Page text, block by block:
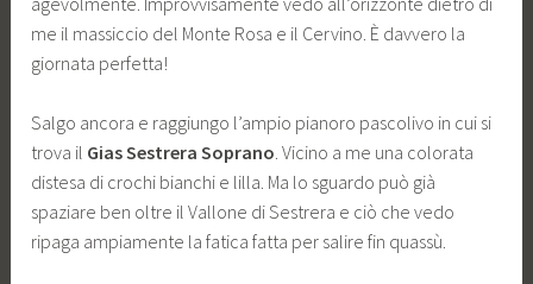
me il massiccio del Monte Rosa e il Cervino. È davvero la
giornata perfetta!
Salgo ancora e raggiungo l’ampio pianoro pascolivo in cui si
trova il Gias Sestrera Soprano. Vicino a me una colorata
distesa di crochi bianchi e lilla. Ma lo sguardo può già
spaziare ben oltre il Vallone di Sestrera e ciò che vedo
ripaga ampiamente la fatica fatta per salire fin quassù.